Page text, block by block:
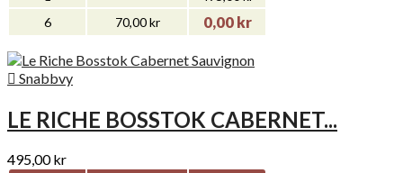
6
70,00 kr 0,00 kr
 Snabbvy
LE RICHE BOSSTOK CABERNET...
495,00 kr